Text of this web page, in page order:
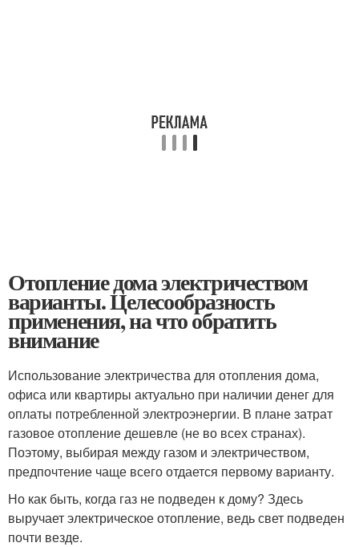
Отопление дома электричеством
варианты. Целесообразность
применения, на что обратить
внимание
Использование электричества для отопления дома,
офиса или квартиры актуально при наличии денег для
оплаты потребленной электроэнергии. В плане затрат
газовое отопление дешевле (не во всех странах).
Поэтому, выбирая между газом и электричеством,
предпочтение чаще всего отдается первому варианту.
Но как быть, когда газ не подведен к дому? Здесь
выручает электрическое отопление, ведь свет подведен
почти везде.